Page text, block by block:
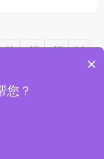
11 12 13
14
×
您？